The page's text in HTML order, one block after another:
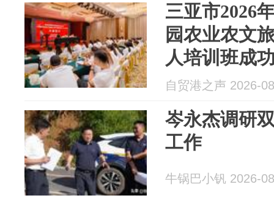
三亚市2026
园农业农文
人培训班成
自贸港之声 2026-
岑永杰调研
工作
牛锅巴小钒 2026-